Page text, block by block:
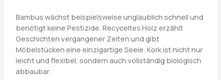
Bambus wächst beispielsweise unglaublich schnell und
benötigt keine Pestizide. Recyceltes Holz erzählt
Geschichten vergangener Zeiten und gibt
Möbelstücken eine einzigartige Seele. Kork ist nicht nur
leicht und flexibel, sondern auch vollständig biologisch
abbaubar.